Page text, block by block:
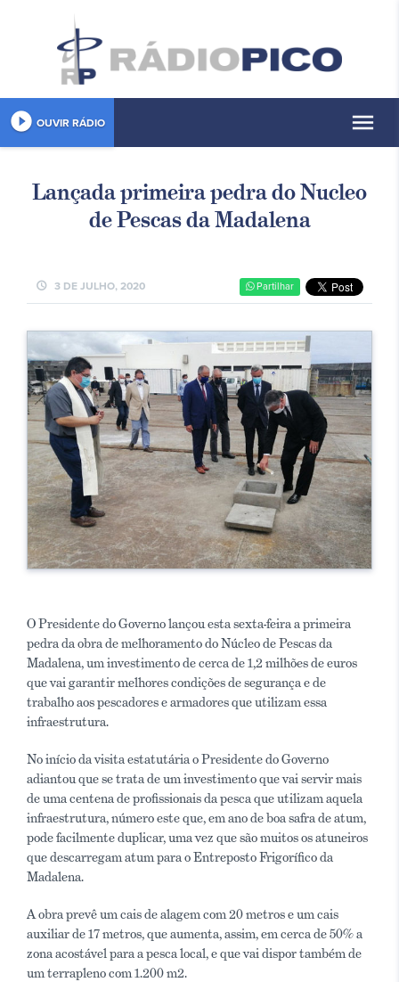
play_circle_filled OUVIR RÁDIO menu
Lançada primeira pedra do Nucleo
de Pescas da Madalena
schedule 3 DE JULHO, 2020 Partilhar
O Presidente do Governo lançou esta sexta-feira a primeira
pedra da obra de melhoramento do Núcleo de Pescas da
Madalena, um investimento de cerca de 1,2 milhões de euros
que vai garantir melhores condições de segurança e de
trabalho aos pescadores e armadores que utilizam essa
infraestrutura.
No início da visita estatutária o Presidente do Governo
adiantou que se trata de um investimento que vai servir mais
de uma centena de profissionais da pesca que utilizam aquela
infraestrutura, número este que, em ano de boa safra de atum,
pode facilmente duplicar, uma vez que são muitos os atuneiros
que descarregam atum para o Entreposto Frigorífico da
Madalena.
A obra prevê um cais de alagem com 20 metros e um cais
auxiliar de 17 metros, que aumenta, assim, em cerca de 50% a
zona acostável para a pesca local, e que vai dispor também de
um terrapleno com 1.200 m2.